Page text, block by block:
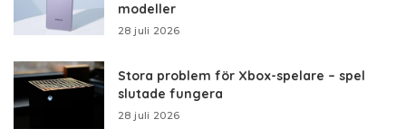
modeller
28 juli 2026
Stora problem för Xbox-spelare – spel
slutade fungera
28 juli 2026